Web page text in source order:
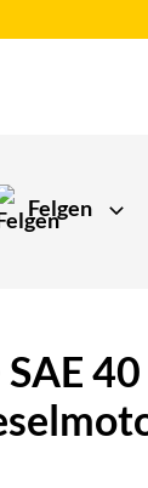
Felgen
SAE